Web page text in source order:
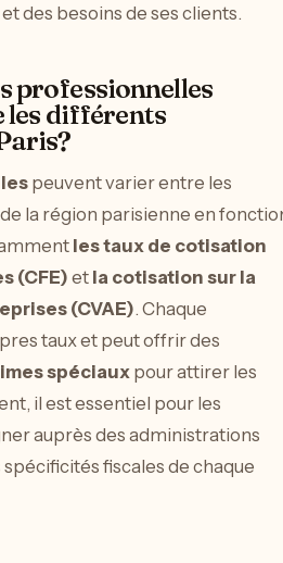
des besoins de ses clients.
professionnelles
les différents
peuvent varier entre les
la région parisienne en
les taux de cotisation
(CFE) et la cotisation sur la
(CVAE). Chaque
taux et peut offrir des
spéciauxpour attirer les
il est essentiel pour les
auprès des administrations
fiscales de chaque